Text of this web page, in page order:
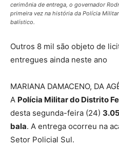
cerimônia de entrega, o governador
primeira vez na história da Polícia
balístico.
Outros 8 mil são objeto de
entregues ainda neste ano
MARIANA DAMACENO, DA
A Polícia Militar do Distrito
desta segunda-feira (24)
bala. A entrega ocorreu na
Setor Policial Sul.